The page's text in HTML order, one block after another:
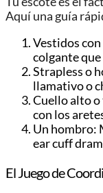
Aquí una guía
Vestidos
colgante
Strapless o
llamativo o
Cuello alto
con los
Un hombro:
ear cuff
El Juego de